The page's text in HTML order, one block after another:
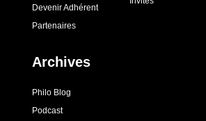
Devenir Adhérent
Partenaires
Archives
Philo Blog
Podcast